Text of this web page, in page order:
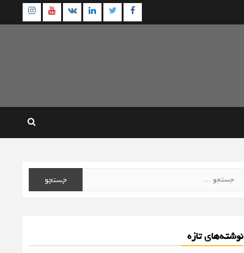
Facebook
Twitter
Linkedin
VK
برای:
نوشته‌های تازه